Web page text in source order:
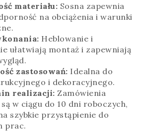
materiału: Sosna zapewnia
na obciążenia i warunki
Heblowanie i
ułatwiają montaż i zapewniają
zastosowań: Idealna do
i dekoracyjnego.
realizacji: Zamówienia
w ciągu do 10 dni roboczych,
szybkie przystąpienie do
prac.